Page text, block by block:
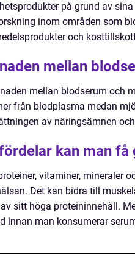
på grund av
inom områden som
och
mellan
mellan blodserum och
från blodplasma medan
av näringsämnen
kan man få
vitaminer, mineraler
Det kan bidra till
sitt höga proteininnehåll.
innan man konsumerar